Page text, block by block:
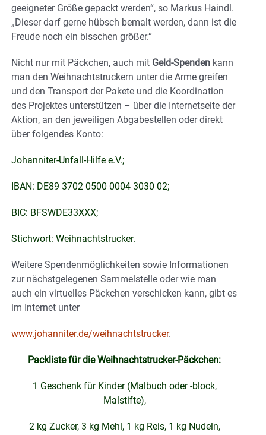
geeigneter Größe gepackt werden“, so Markus Haindl.
„Dieser darf gerne hübsch bemalt werden, dann ist die
Freude noch ein bisschen größer.“
Nicht nur mit Päckchen, auch mit Geld-Spenden kann
man den Weihnachtstruckern unter die Arme greifen
und den Transport der Pakete und die Koordination
des Projektes unterstützen – über die Internetseite der
Aktion, an den jeweiligen Abgabestellen oder direkt
über folgendes Konto:
Johanniter-Unfall-Hilfe e.V.;
IBAN: DE89 3702 0500 0004 3030 02;
BIC: BFSWDE33XXX;
Stichwort: Weihnachtstrucker.
Weitere Spendenmöglichkeiten sowie Informationen
zur nächstgelegenen Sammelstelle oder wie man
auch ein virtuelles Päckchen verschicken kann, gibt es
im Internet unter
www.johanniter.de/weihnachtstrucker.
Packliste für die Weihnachtstrucker-Päckchen:
1 Geschenk für Kinder (Malbuch oder -block,
Malstifte),
2 kg Zucker, 3 kg Mehl, 1 kg Reis, 1 kg Nudeln,